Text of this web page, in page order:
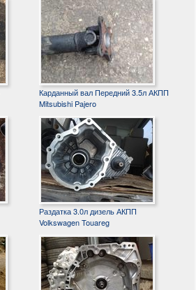
Карданный вал Передний 3.5л АКПП
Mitsubishi Pajero
Раздатка 3.0л дизель АКПП
Volkswagen Touareg